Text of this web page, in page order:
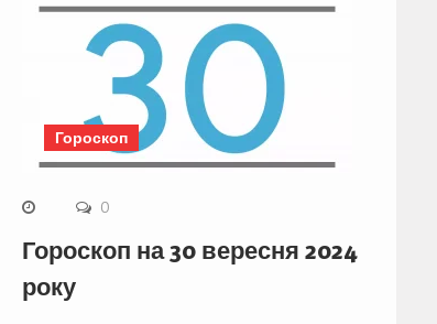
Гороскоп
0
Гороскоп на 30 вересня 2024
року